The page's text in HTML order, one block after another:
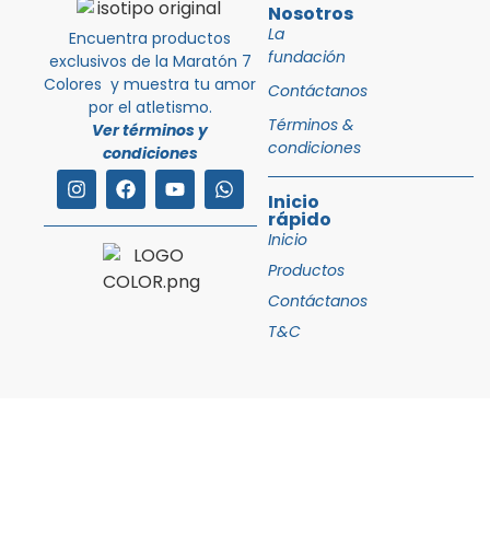
Encuentra productos
exclusivos de la Maratón 7
Colores y muestra tu amor
por el atletismo.
Ver términos y
condiciones
Nosotros
La
fundación
Contáctanos
Términos &
condiciones
Inicio
rápido
Inicio
Productos
Contáctanos
T&C